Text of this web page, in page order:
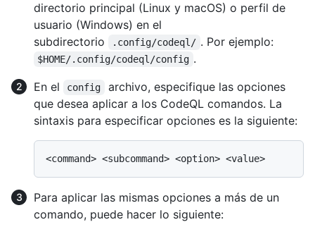
directorio principal (Linux y macOS) o perfil de
usuario (Windows) en el
subdirectorio
.config/codeql/ . Por ejemplo:
$HOME/.config/codeql/config .
En el
config
archivo, especifique las opciones
que desea aplicar a los CodeQL comandos. La
sintaxis para especificar opciones es la siguiente:
Para aplicar las mismas opciones a más de un
comando, puede hacer lo siguiente: